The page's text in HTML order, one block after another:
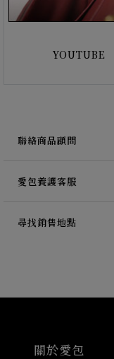
YOUTUBE
聯絡商品顧問
愛包養護客服
尋找銷售地點
關於愛包